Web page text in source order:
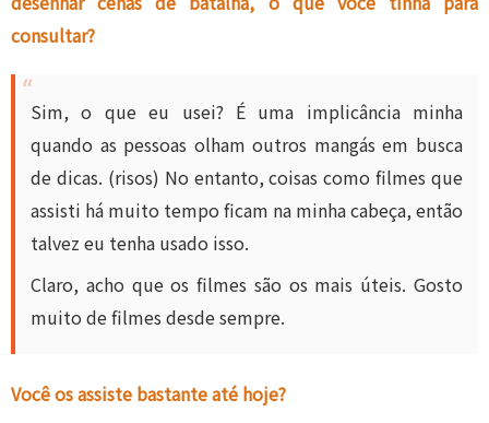
consultar?
Sim, o que eu usei? É uma implicância minha
quando as pessoas olham outros mangás em busca
de dicas. (risos) No entanto, coisas como filmes que
assisti há muito tempo ficam na minha cabeça, então
talvez eu tenha usado isso.
Claro, acho que os filmes são os mais úteis. Gosto
muito de filmes desde sempre.
Você os assiste bastante até hoje?